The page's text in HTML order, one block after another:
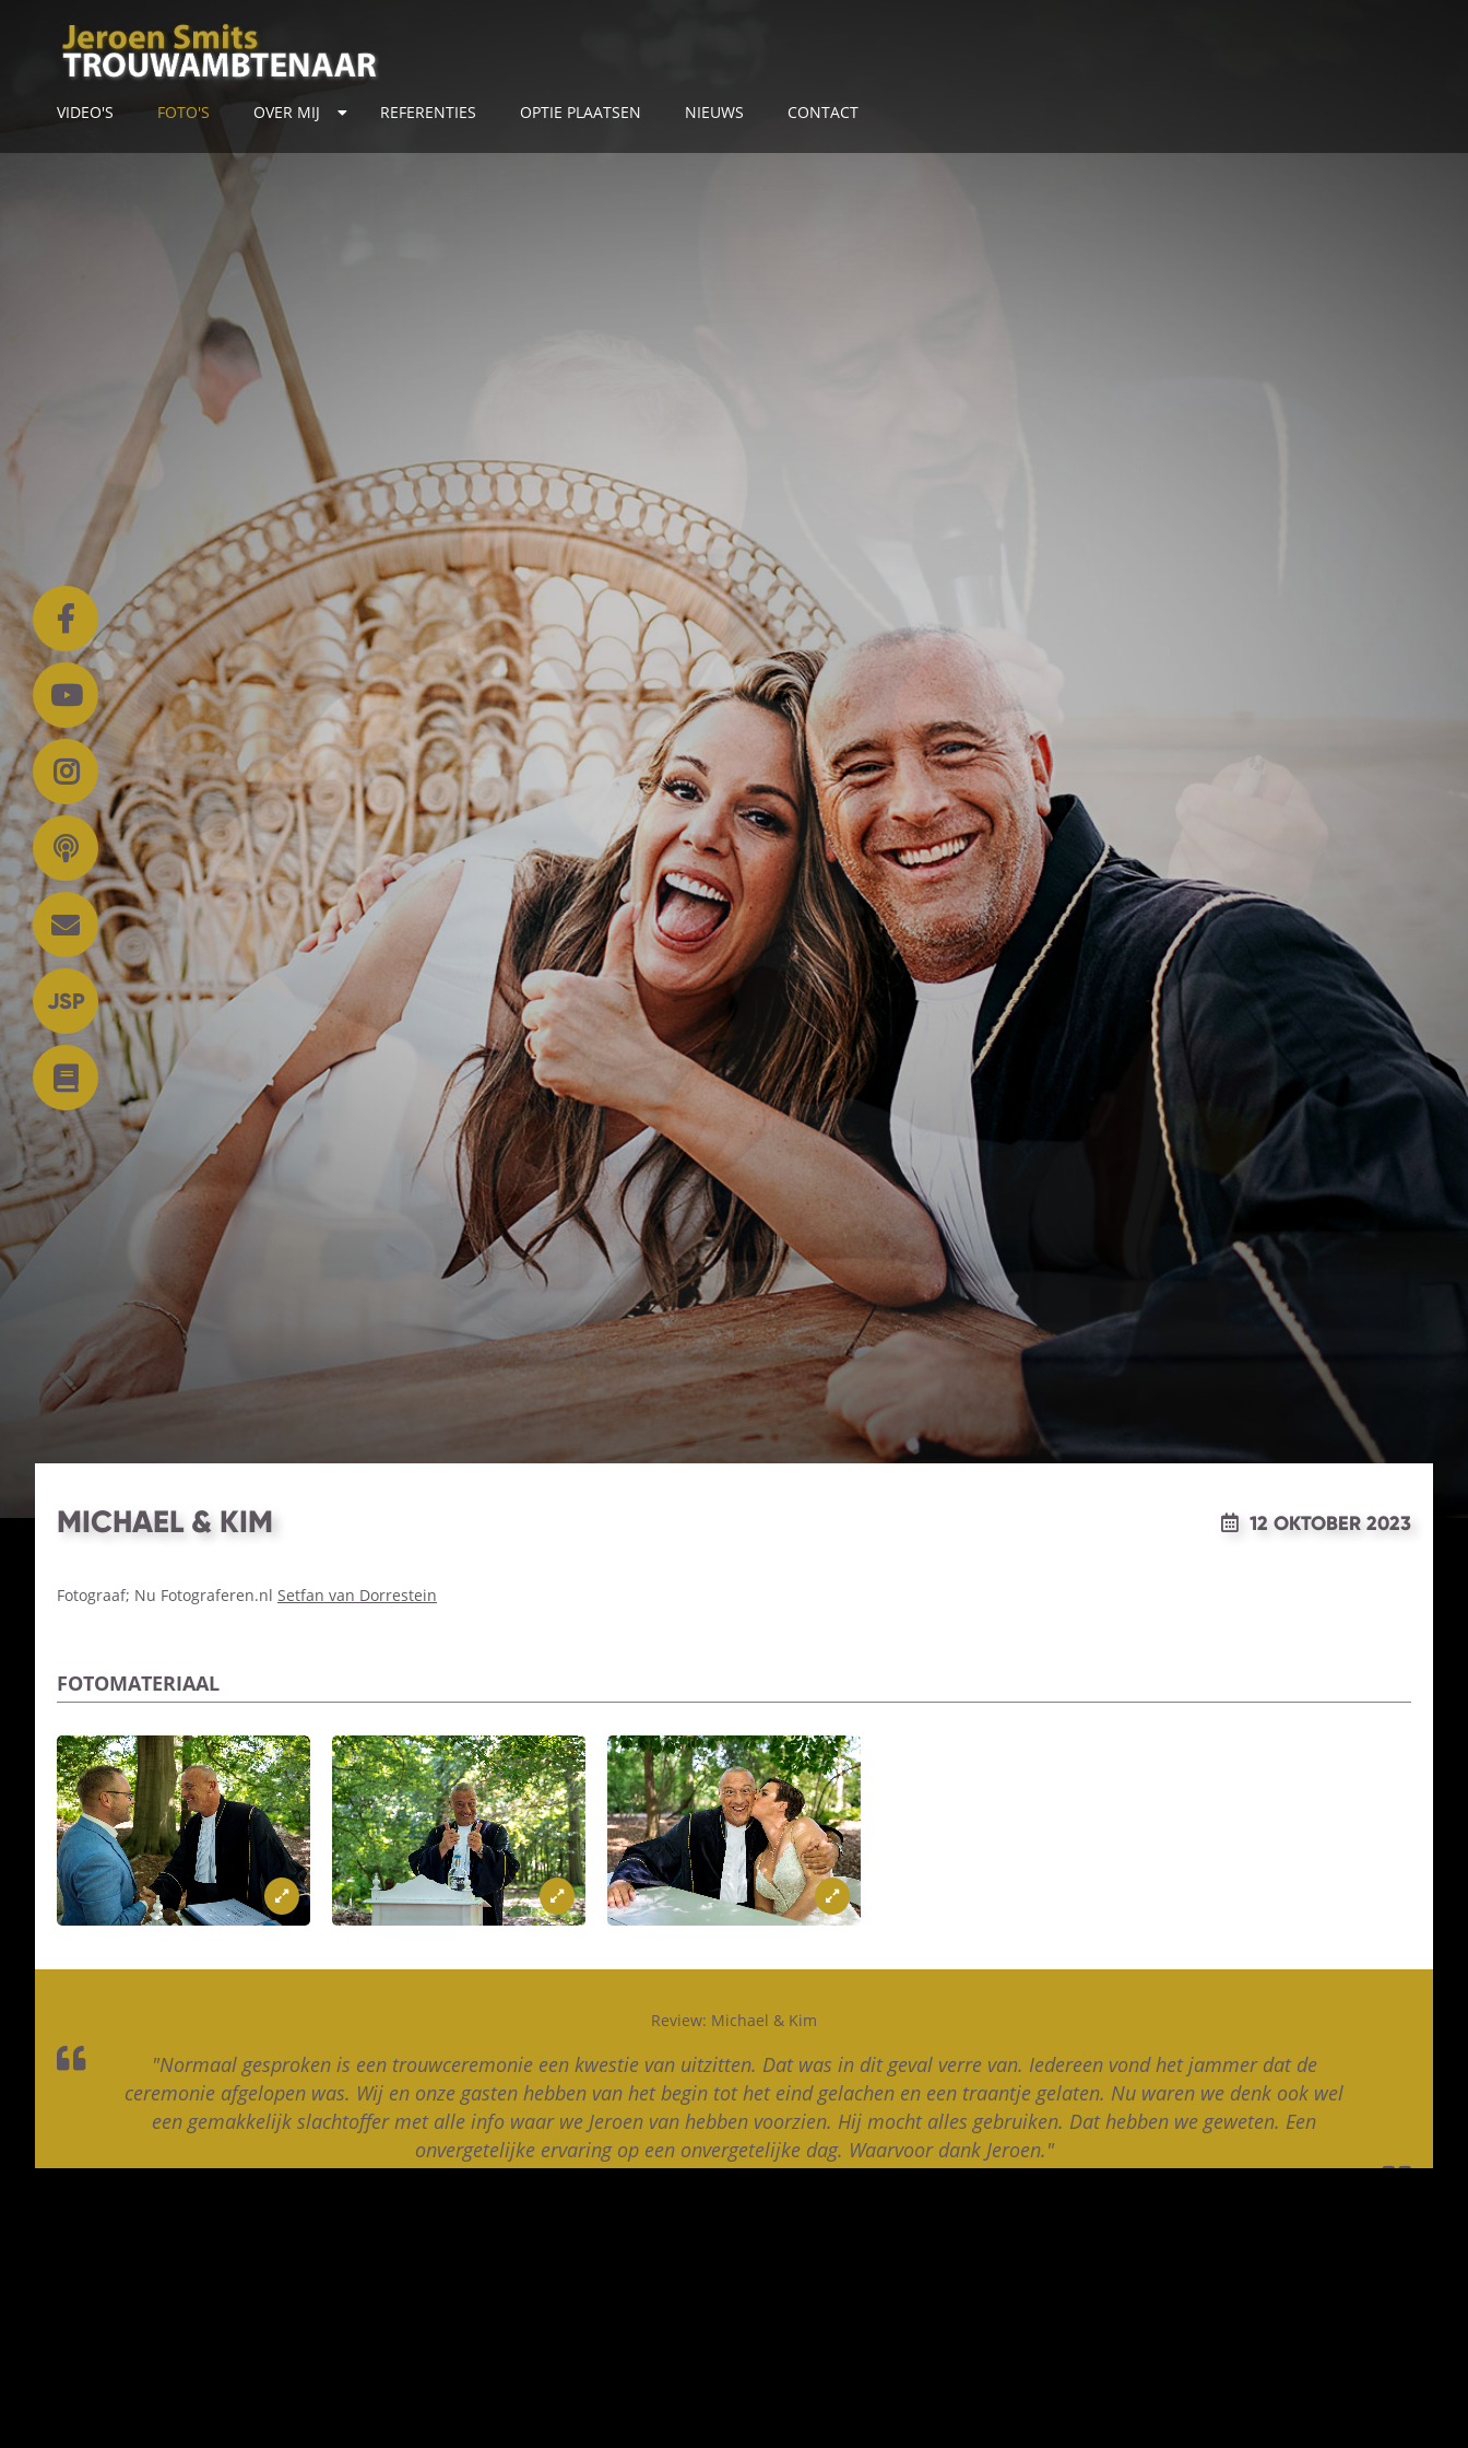
VIDEO'S FOTO'S OVER MIJ REFERENTIES OPTIE PLAATSEN NIEUWS CONTACT
MICHAEL & KIM 12 OKTOBER 2023
Fotograaf; Nu Fotograferen.nl Setfan van Dorrestein
FOTOMATERIAAL
Review: Michael & Kim
"Normaal gesproken is een trouwceremonie een kwestie van uitzitten. Dat was in dit geval verre van. Iedereen vond het jammer dat de
ceremonie afgelopen was. Wij en onze gasten hebben van het begin tot het eind gelachen en een traantje gelaten. Nu waren we denk ook wel
een gemakkelijk slachtoffer met alle info waar we Jeroen van hebben voorzien. Hij mocht alles gebruiken. Dat hebben we geweten. Een
onvergetelijke ervaring op een onvergetelijke dag. Waarvoor dank Jeroen."